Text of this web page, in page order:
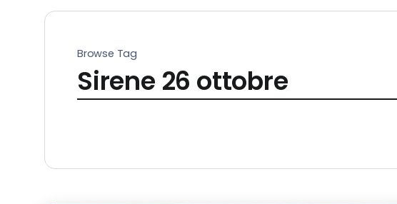
Browse Tag
Sirene 26 ottobre